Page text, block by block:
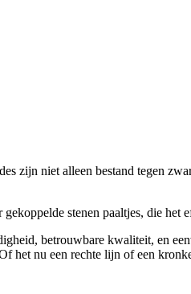
zijn niet alleen bestand tegen
stenen paaltjes, die
betrouwbare kwaliteit, en
nu een rechte lijn of een